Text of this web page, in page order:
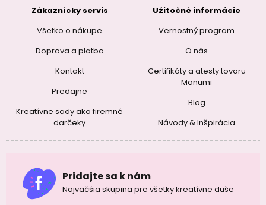
Zákaznícky servis
Všetko o nákupe
Doprava a platba
Kontakt
Predajne
Kreatívne sady ako firemné
darčeky
Užitočné informácie
Vernostný program
O nás
Certifikáty a atesty tovaru
Manumi
Blog
Návody & Inšpirácia
Pridajte sa k nám
Najväčšia skupina pre všetky kreatívne duše